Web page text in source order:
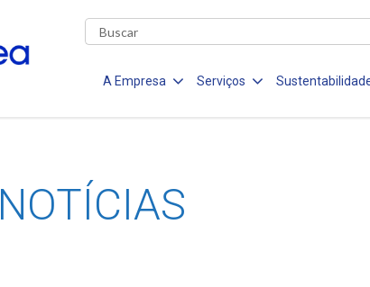
A Empresa Serviços
NOTÍCIAS